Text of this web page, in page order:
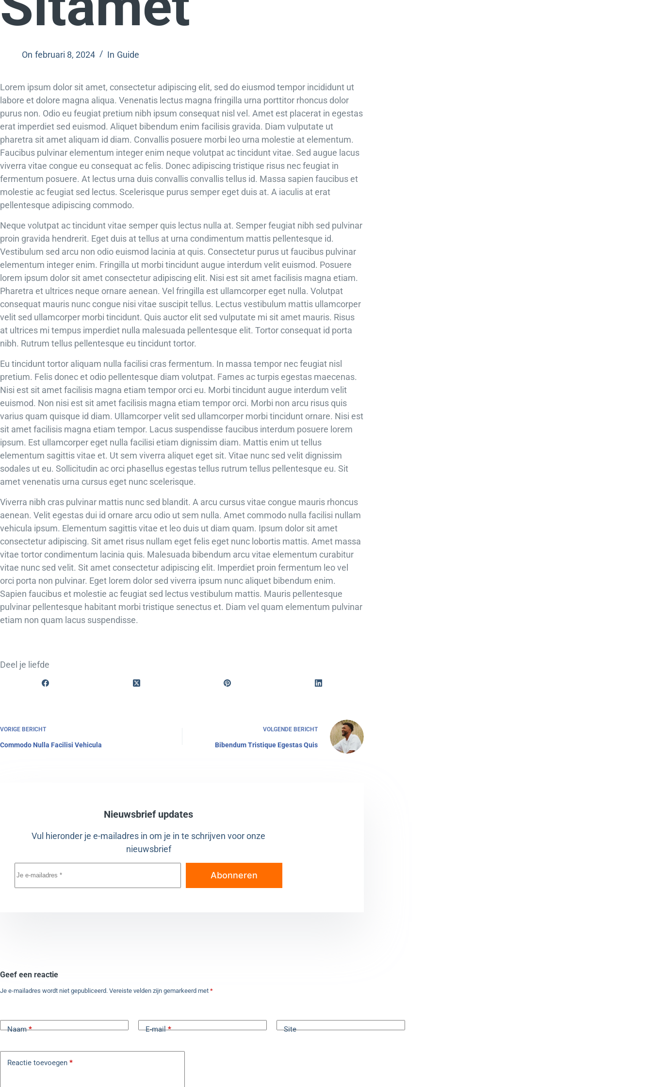
On februari 8, 2024 In Guide
Lorem ipsum dolor sit amet, consectetur adipiscing elit, sed do eiusmod tempor incididunt ut
labore et dolore magna aliqua. Venenatis lectus magna fringilla urna porttitor rhoncus dolor
purus non. Odio eu feugiat pretium nibh ipsum consequat nisl vel. Amet est placerat in egestas
erat imperdiet sed euismod. Aliquet bibendum enim facilisis gravida. Diam vulputate ut
pharetra sit amet aliquam id diam. Convallis posuere morbi leo urna molestie at elementum.
Faucibus pulvinar elementum integer enim neque volutpat ac tincidunt vitae. Sed augue lacus
viverra vitae congue eu consequat ac felis. Donec adipiscing tristique risus nec feugiat in
fermentum posuere. At lectus urna duis convallis convallis tellus id. Massa sapien faucibus et
molestie ac feugiat sed lectus. Scelerisque purus semper eget duis at. A iaculis at erat
pellentesque adipiscing commodo.
Neque volutpat ac tincidunt vitae semper quis lectus nulla at. Semper feugiat nibh sed pulvinar
proin gravida hendrerit. Eget duis at tellus at urna condimentum mattis pellentesque id.
Vestibulum sed arcu non odio euismod lacinia at quis. Consectetur purus ut faucibus pulvinar
elementum integer enim. Fringilla ut morbi tincidunt augue interdum velit euismod. Posuere
lorem ipsum dolor sit amet consectetur adipiscing elit. Nisi est sit amet facilisis magna etiam.
Pharetra et ultrices neque ornare aenean. Vel fringilla est ullamcorper eget nulla. Volutpat
consequat mauris nunc congue nisi vitae suscipit tellus. Lectus vestibulum mattis ullamcorper
velit sed ullamcorper morbi tincidunt. Quis auctor elit sed vulputate mi sit amet mauris. Risus
at ultrices mi tempus imperdiet nulla malesuada pellentesque elit. Tortor consequat id porta
nibh. Rutrum tellus pellentesque eu tincidunt tortor.
Eu tincidunt tortor aliquam nulla facilisi cras fermentum. In massa tempor nec feugiat nisl
pretium. Felis donec et odio pellentesque diam volutpat. Fames ac turpis egestas maecenas.
Nisi est sit amet facilisis magna etiam tempor orci eu. Morbi tincidunt augue interdum velit
euismod. Non nisi est sit amet facilisis magna etiam tempor orci. Morbi non arcu risus quis
varius quam quisque id diam. Ullamcorper velit sed ullamcorper morbi tincidunt ornare. Nisi est
sit amet facilisis magna etiam tempor. Lacus suspendisse faucibus interdum posuere lorem
ipsum. Est ullamcorper eget nulla facilisi etiam dignissim diam. Mattis enim ut tellus
elementum sagittis vitae et. Ut sem viverra aliquet eget sit. Vitae nunc sed velit dignissim
sodales ut eu. Sollicitudin ac orci phasellus egestas tellus rutrum tellus pellentesque eu. Sit
amet venenatis urna cursus eget nunc scelerisque.
Viverra nibh cras pulvinar mattis nunc sed blandit. A arcu cursus vitae congue mauris rhoncus
aenean. Velit egestas dui id ornare arcu odio ut sem nulla. Amet commodo nulla facilisi nullam
vehicula ipsum. Elementum sagittis vitae et leo duis ut diam quam. Ipsum dolor sit amet
consectetur adipiscing. Sit amet risus nullam eget felis eget nunc lobortis mattis. Amet massa
vitae tortor condimentum lacinia quis. Malesuada bibendum arcu vitae elementum curabitur
vitae nunc sed velit. Sit amet consectetur adipiscing elit. Imperdiet proin fermentum leo vel
orci porta non pulvinar. Eget lorem dolor sed viverra ipsum nunc aliquet bibendum enim.
Sapien faucibus et molestie ac feugiat sed lectus vestibulum mattis. Mauris pellentesque
pulvinar pellentesque habitant morbi tristique senectus et. Diam vel quam elementum pulvinar
etiam non quam lacus suspendisse.
Deel je liefde
VORIGE BERICHT
Commodo Nulla Facilisi Vehicula
VOLGENDE BERICHT
Bibendum Tristique Egestas Quis
Nieuwsbrief updates
Vul hieronder je e-mailadres in om je in te schrijven voor onze
nieuwsbrief
Abonneren
Geef een reactie
Je e-mailadres wordt niet gepubliceerd. Vereiste velden zijn gemarkeerd met *
Naam* E-mail* Site
Reactie toevoegen *